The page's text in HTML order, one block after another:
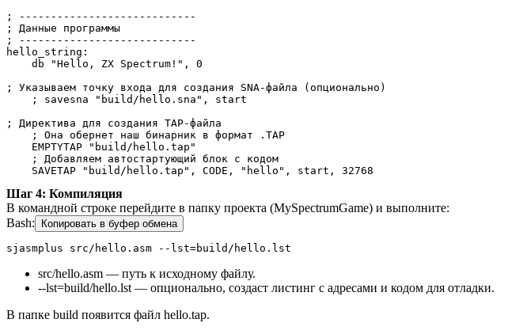
; ----------------------------
; Данные программы
; ----------------------------
hello_string:
    db "Hello, ZX Spectrum!", 0
; Указываем точку входа для создания SNA-файла (опционально)
    ; savesna "build/hello.sna", start
; Директива для создания TAP-файла
    ; Она обернет наш бинарник в формат .TAP
    EMPTYTAP "build/hello.tap"
    ; Добавляем автостартующий блок с кодом
    SAVETAP "build/hello.tap", CODE, "hello", start, 32768
Шаг 4: Компиляция
В командной строке перейдите в папку проекта (MySpectrumGame) и выполните:
Bash:
Копировать в буфер обмена
sjasmplus src/hello.asm --lst=build/hello.lst
src/hello.asm — путь к исходному файлу.
--lst=build/hello.lst — опционально, создаст листинг с адресами и кодом для отладки.
В папке build появится файл hello.tap.